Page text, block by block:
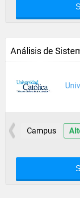
Análisis de
Campus